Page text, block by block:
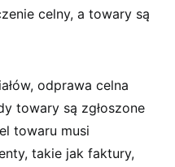
celny, a towary są
odprawa celna
towary są zgłoszone
towaru musi
takie jak faktury,